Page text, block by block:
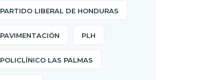
PARTIDO LIBERAL DE HONDURAS
PAVIMENTACIÓN PLH
POLICLÍNICO LAS PALMAS